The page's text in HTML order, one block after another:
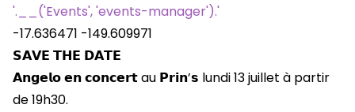
'.__('Events', 'events-manager').'
-17.636471 -149.609971
𝗦𝗔𝗩𝗘 𝗧𝗛𝗘 𝗗𝗔𝗧𝗘
𝗔𝗻𝗴𝗲𝗹𝗼 𝗲𝗻 𝗰𝗼𝗻𝗰𝗲𝗿𝘁 au 𝗣𝗿𝗶𝗻’𝘀 lundi 13 juillet à partir
de 19h30.